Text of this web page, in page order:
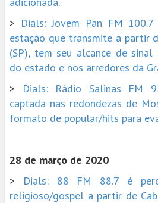
> Dials: Jovem Pan FM
estação que transmite a partir
(SP), tem seu alcance de
do estado e nos arredores da
>
Dials: Rádio Salinas FM
captada nas redondezas de
formato de popular/hits para
28 de março de 2020
> Dials: 88 FM 88.7 é
religioso/gospel a partir de